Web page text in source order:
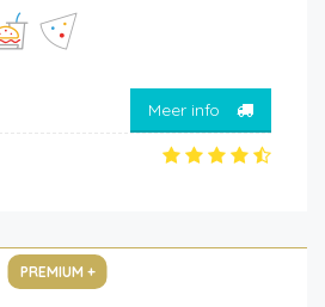
Meer info
PREMIUM +